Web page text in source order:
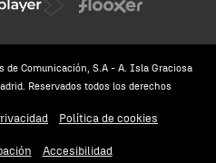
de Comunicación, S.A - A. Isla Graciosa
Reservados todos los derechos
Política de cookies
Accesibilidad